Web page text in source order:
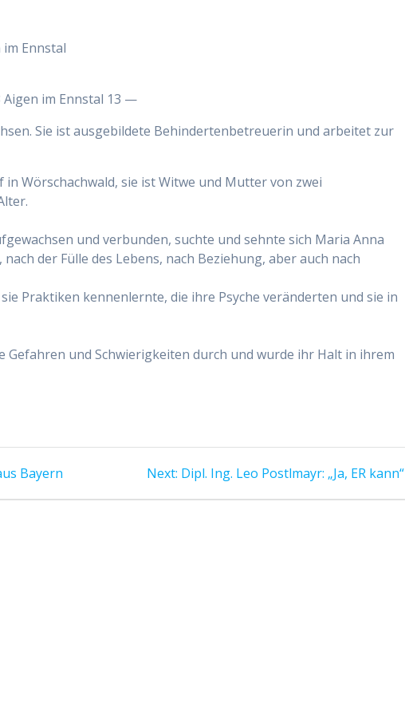
Aigen im Ennstal 13 —
Sie ist ausgebildete Behindertenbetreuerin und arbeitet zur
Wörschachwald, sie ist Witwe und Mutter von zwei
und verbunden, suchte und sehnte sich Maria Anna
der Fülle des Lebens, nach Beziehung, aber auch nach
Praktiken kennenlernte, die ihre Psyche veränderten und sie in
Gefahren und Schwierigkeiten durch und wurde ihr Halt in ihrem
Bayern Next: Next
Dipl. Ing. Leo Postlmayr: „Ja, ER kann“